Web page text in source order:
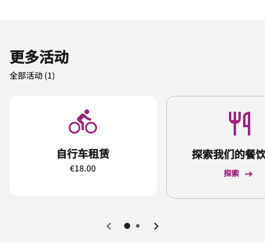
更多活动
全部活动 (1)
自行车租赁
€18.00
探索我们的餐
探索
上一页 下一页